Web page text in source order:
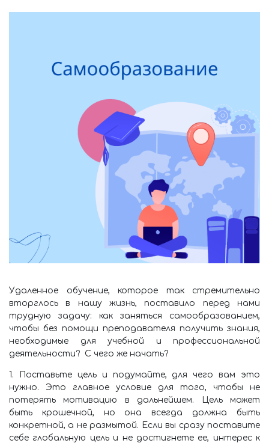
Удаленное обучение, которое так стремительно
вторглось в нашу жизнь, поставило перед нами
трудную задачу: как заняться самообразованием,
чтобы без помощи преподавателя получить знания,
необходимые для учебной и профессиональной
деятельности? С чего же начать?
1. Поставьте цель и подумайте, для чего вам это
нужно. Это главное условие для того, чтобы не
потерять мотивацию в дальнейшем. Цель может
быть крошечной, но она всегда должна быть
конкретной, а не размытой. Если вы сразу поставите
себе глобальную цель и не достигнете ее, интерес к